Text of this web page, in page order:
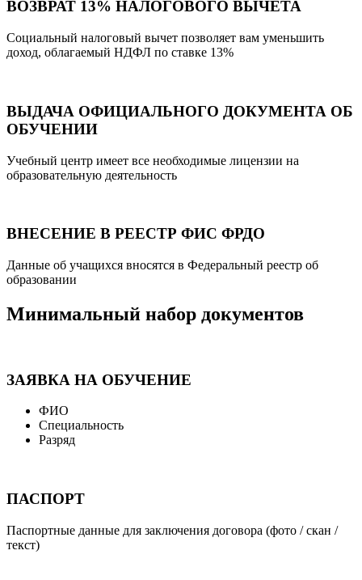
ВОЗВРАТ 13% НАЛОГОВОГО ВЫЧЕТА
Социальный налоговый вычет позволяет вам уменьшить
доход, облагаемый НДФЛ по ставке 13%
ВЫДАЧА ОФИЦИАЛЬНОГО ДОКУМЕНТА ОБ
ОБУЧЕНИИ
Учебный центр имеет все необходимые лицензии на
образовательную деятельность
ВНЕСЕНИЕ В РЕЕСТР ФИС ФРДО
Данные об учащихся вносятся в Федеральный реестр об
образовании
Минимальный набор документов
ЗАЯВКА НА ОБУЧЕНИЕ
ФИО
Специальность
Разряд
ПАСПОРТ
Паспортные данные для заключения договора (фото / скан /
текст)